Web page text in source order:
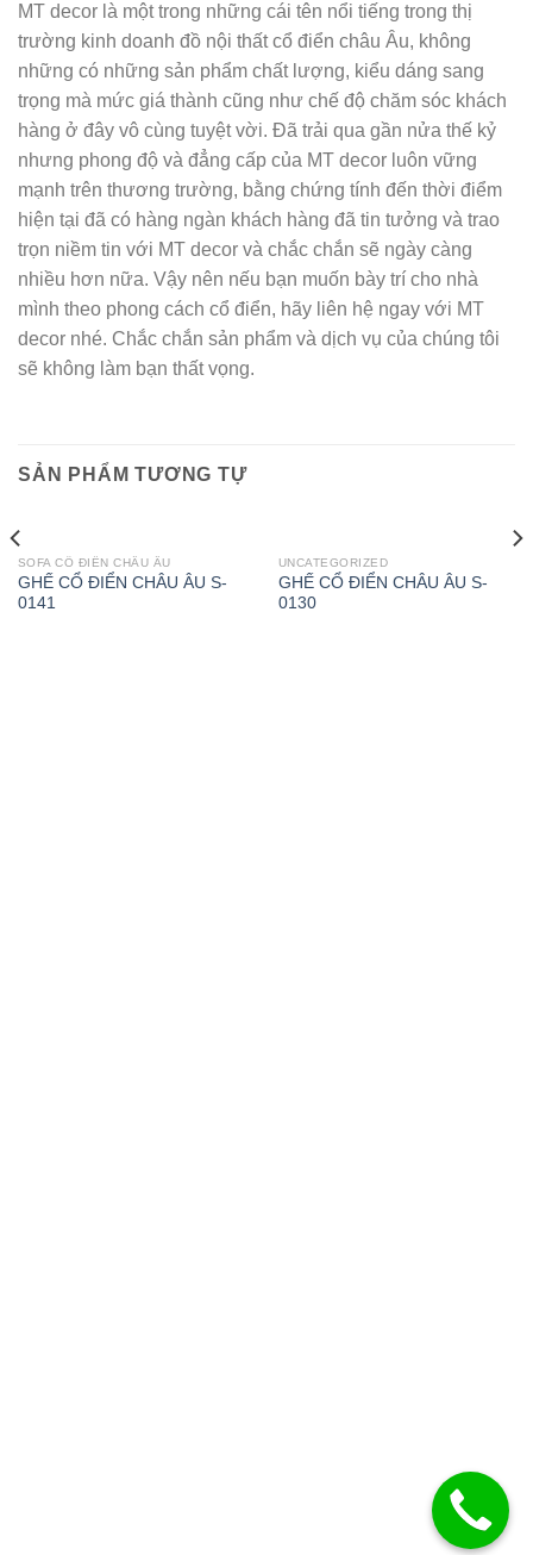
MT decor là một trong những cái tên nổi tiếng trong thị
trường kinh doanh đồ nội thất cổ điển châu Âu, không
những có những sản phẩm chất lượng, kiểu dáng sang
trọng mà mức giá thành cũng như chế độ chăm sóc khách
hàng ở đây vô cùng tuyệt vời. Đã trải qua gần nửa thế kỷ
nhưng phong độ và đẳng cấp của MT decor luôn vững
mạnh trên thương trường, bằng chứng tính đến thời điểm
hiện tại đã có hàng ngàn khách hàng đã tin tưởng và trao
trọn niềm tin với MT decor và chắc chắn sẽ ngày càng
nhiều hơn nữa. Vậy nên nếu bạn muốn bày trí cho nhà
mình theo phong cách cổ điển, hãy liên hệ ngay với MT
decor nhé. Chắc chắn sản phẩm và dịch vụ của chúng tôi
sẽ không làm bạn thất vọng.
SẢN PHẨM TƯƠNG TỰ
SOFA CỔ ĐIỂN CHÂU ÂU
GHẾ CỔ ĐIỂN CHÂU ÂU S-
0141
UNCATEGORIZED
GHẾ CỔ ĐIỂN CHÂU ÂU S-
0130